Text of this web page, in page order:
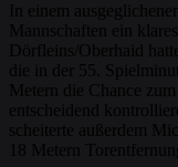
In einem
Mannschaften ein
Dörfleins/Oberhaid
die in der 55.
Metern die Chance
entscheidend
scheiterte außerdem
18 Metern